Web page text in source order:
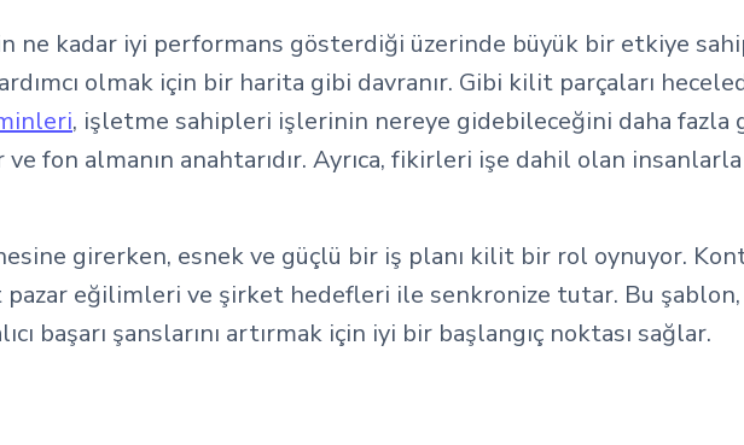
ne kadar iyi performans gösterdiği üzerinde büyük bir etkiye
olmak için bir harita gibi davranır. Gibi kilit parçaları
, işletme sahipleri işlerinin nereye gidebileceğini daha fazla
ve fon almanın anahtarıdır. Ayrıca, fikirleri işe dahil olan
girerken, esnek ve güçlü bir iş planı kilit bir rol oynuyor.
eğilimleri ve şirket hedefleri ile senkronize tutar. Bu
başarı şanslarını artırmak için iyi bir başlangıç noktası sağlar.